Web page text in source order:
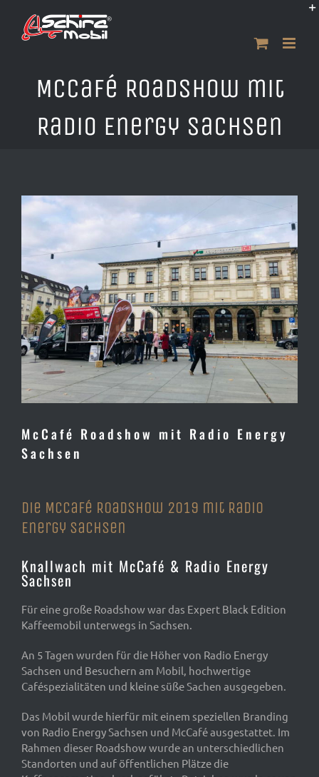
Inhalt
springen
McCafé Roadshow mit
Radio Energy Sachsen
Zeige
grösseres
McCafé Roadshow mit Radio Energy
Sachsen
Die McCafé Roadshow 2019 mit Radio
Energy Sachsen
Knallwach mit McCafé & Radio Energy
Sachsen
Für eine große Roadshow war das Expert Black Edition
Kaffeemobil unterwegs in Sachsen.
An 5 Tagen wurden für die Höher von Radio Energy
Sachsen und Besuchern am Mobil, hochwertige
Caféspezialitäten und kleine süße Sachen ausgegeben.
Das Mobil wurde hierfür mit einem speziellen Branding
von Radio Energy Sachsen und McCafé ausgestattet. Im
Rahmen dieser Roadshow wurde an unterschiedlichen
Standorten und auf öffentlichen Plätze die